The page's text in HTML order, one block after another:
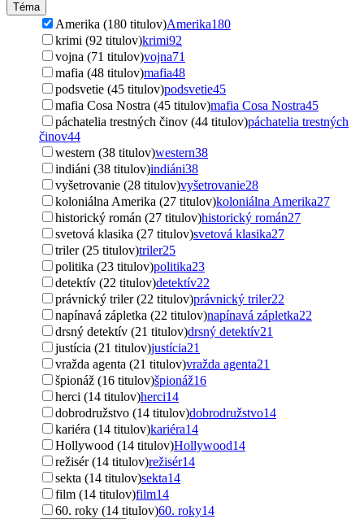
Téma
Amerika (180 titulov)Amerika180
krimi (92 titulov)krimi92
vojna (71 titulov)vojna71
mafia (48 titulov)mafia48
podsvetie (45 titulov)podsvetie45
mafia Cosa Nostra (45 titulov)mafia Cosa Nostra45
páchatelia trestných činov (44 titulov)páchatelia trestných
činov44
western (38 titulov)western38
indiáni (38 titulov)indiáni38
vyšetrovanie (28 titulov)vyšetrovanie28
koloniálna Amerika (27 titulov)koloniálna Amerika27
historický román (27 titulov)historický román27
svetová klasika (27 titulov)svetová klasika27
triler (25 titulov)triler25
politika (23 titulov)politika23
detektív (22 titulov)detektív22
právnický triler (22 titulov)právnický triler22
napínavá zápletka (22 titulov)napínavá zápletka22
drsný detektív (21 titulov)drsný detektív21
justícia (21 titulov)justícia21
vražda agenta (21 titulov)vražda agenta21
špionáž (16 titulov)špionáž16
herci (14 titulov)herci14
dobrodružstvo (14 titulov)dobrodružstvo14
kariéra (14 titulov)kariéra14
Hollywood (14 titulov)Hollywood14
režisér (14 titulov)režisér14
sekta (14 titulov)sekta14
film (14 titulov)film14
60. roky (14 titulov)60. roky14